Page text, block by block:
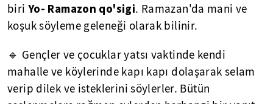
biri Yo- Ramazon qo'sigi. Ramazan'da mani ve
koşuk söyleme geleneği olarak bilinir.
🔹 Gençler ve çocuklar yatsı vaktinde kendi
mahalle ve köylerinde kapı kapı dolaşarak selam
verip dilek ve isteklerini söylerler. Bütün